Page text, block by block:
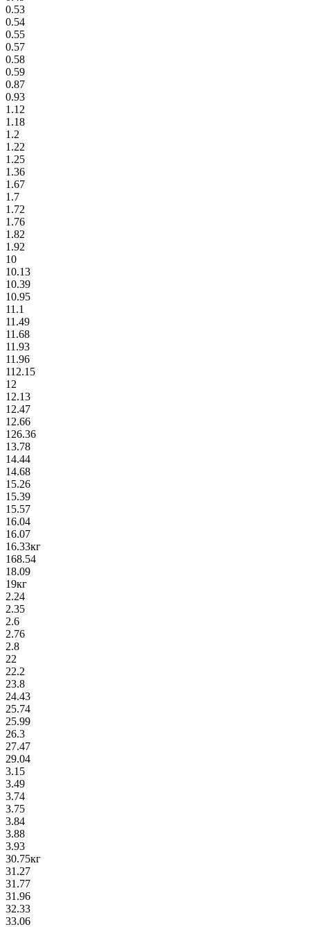
0.53
0.54
0.55
0.57
0.58
0.59
0.87
0.93
1.12
1.18
1.2
1.22
1.25
1.36
1.67
1.7
1.72
1.76
1.82
1.92
10
10.13
10.39
10.95
11.1
11.49
11.68
11.93
11.96
112.15
12
12.13
12.47
12.66
126.36
13.78
14.44
14.68
15.26
15.39
15.57
16.04
16.07
16.33кг
168.54
18.09
19кг
2.24
2.35
2.6
2.76
2.8
22
22.2
23.8
24.43
25.74
25.99
26.3
27.47
29.04
3.15
3.49
3.74
3.75
3.84
3.88
3.93
30.75кг
31.27
31.77
31.96
32.33
33.06